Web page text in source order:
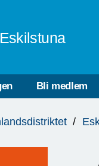
Eskilstuna
Bli medlem